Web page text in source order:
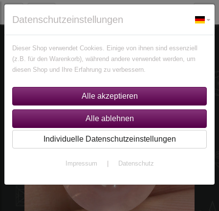
Edelsteine Quarze
Datenschutzeinstellungen
Dieser Shop verwendet Cookies. Einige von ihnen sind essenziell
(z.B. für den Warenkorb), während andere verwendet werden, um
diesen Shop und Ihre Erfahrung zu verbessern.
Individuelle Datenschutzeinstellungen
Impressum Datenschutz